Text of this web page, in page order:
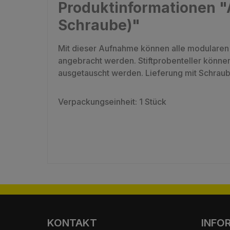
Produktinformationen
Schraube)"
Mit dieser Aufnahme können alle
angebracht werden. Stiftprobenteller
ausgetauscht werden. Lieferung mit
Verpackungseinheit: 1 Stück
KONTAKT